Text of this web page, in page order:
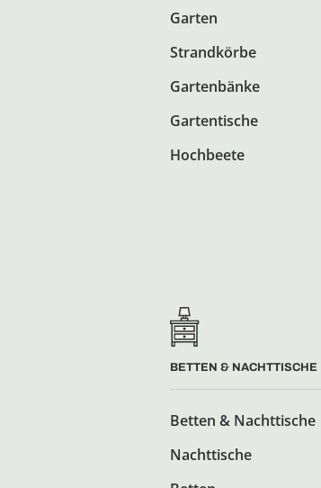
Garten
Strandkörbe
Gartenbänke
Gartentische
Hochbeete
BETTEN & NACHTTISCHE
Betten & Nachttische
Nachttische